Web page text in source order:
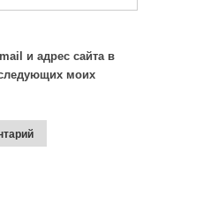
и адрес сайта в
моих